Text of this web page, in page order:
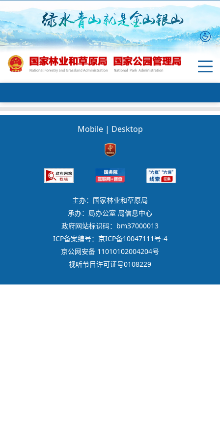
Mobile | Desktop
主办：国家林业和草原局
承办：局办公室 局信息中心
政府网站标识码：bm37000013
ICP备案编号：京ICP备10047111号-4
京公网安备 11010102004204号
视听节目许可证号0108229